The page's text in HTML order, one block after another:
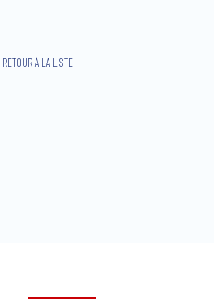
RETOUR À LA LISTE